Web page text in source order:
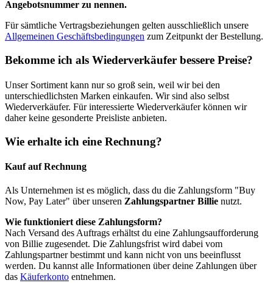
Angebotsnummer zu nennen.
Für sämtliche Vertragsbeziehungen gelten ausschließlich unsere
Allgemeinen Geschäftsbedingungen zum Zeitpunkt der Bestellung.
Bekomme ich als Wiederverkäufer bessere Preise?
Unser Sortiment kann nur so groß sein, weil wir bei den
unterschiedlichsten Marken einkaufen. Wir sind also selbst
Wiederverkäufer. Für interessierte Wiederverkäufer können wir
daher keine gesonderte Preisliste anbieten.
Wie erhalte ich eine Rechnung?
Kauf auf Rechnung
Als Unternehmen ist es möglich, dass du die Zahlungsform "Buy
Now, Pay Later" über unseren Zahlungspartner Billie nutzt.
Wie funktioniert diese Zahlungsform?
Nach Versand des Auftrags erhältst du eine Zahlungsaufforderung
von Billie zugesendet. Die Zahlungsfrist wird dabei vom
Zahlungspartner bestimmt und kann nicht von uns beeinflusst
werden. Du kannst alle Informationen über deine Zahlungen über
das Käuferkonto entnehmen.